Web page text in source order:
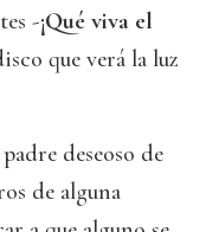
-¡Qué viva el
que verá la luz
deseoso de
de alguna